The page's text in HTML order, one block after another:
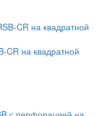
CR на квадратной